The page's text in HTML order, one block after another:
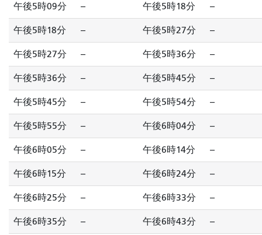
午後5時09分 -- 午後5時18分 --
午後5時18分 -- 午後5時27分 --
午後5時27分 -- 午後5時36分 --
午後5時36分 -- 午後5時45分 --
午後5時45分 -- 午後5時54分 --
午後5時55分 -- 午後6時04分 --
午後6時05分 -- 午後6時14分 --
午後6時15分 -- 午後6時24分 --
午後6時25分 -- 午後6時33分 --
午後6時35分 -- 午後6時43分 --